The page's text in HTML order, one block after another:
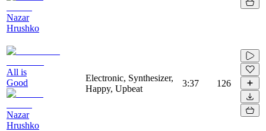
Nazar
Hrushko
All is
Good
Nazar
Hrushko
Electronic, Synthesizer,
Happy, Upbeat
3:37 126